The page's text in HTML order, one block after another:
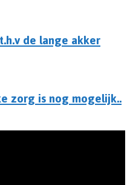
de lange akker
zorg is nog mogelijk..